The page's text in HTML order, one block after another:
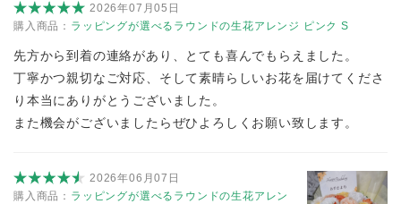
2026年07月05日
購入商品： ラッピングが選べるラウンドの生花アレンジ ピンク S
先方から到着の連絡があり、とても喜んでもらえました。
丁寧かつ親切なご対応、そして素晴らしいお花を届けてくださ
り本当にありがとうございました。
また機会がございましたらぜひよろしくお願い致します。
2026年06月07日
購入商品： ラッピングが選べるラウンドの生花アレン